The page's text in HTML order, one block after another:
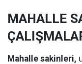
MAHALLE
Mahalle sakinleri,